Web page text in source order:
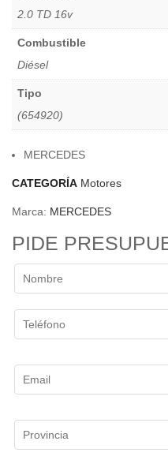
2.0 TD 16v
Combustible
Diésel
Tipo
(654920)
MERCEDES
CATEGORÍA Motores
Marca: MERCEDES
PIDE